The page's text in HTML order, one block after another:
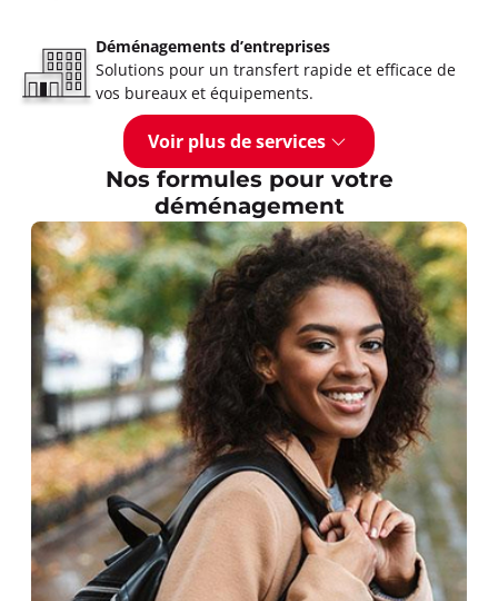
Déménagements d’entreprises
Solutions pour un transfert rapide et efficace de
vos bureaux et équipements.
Voir plus de services
Nos formules pour votre
déménagement